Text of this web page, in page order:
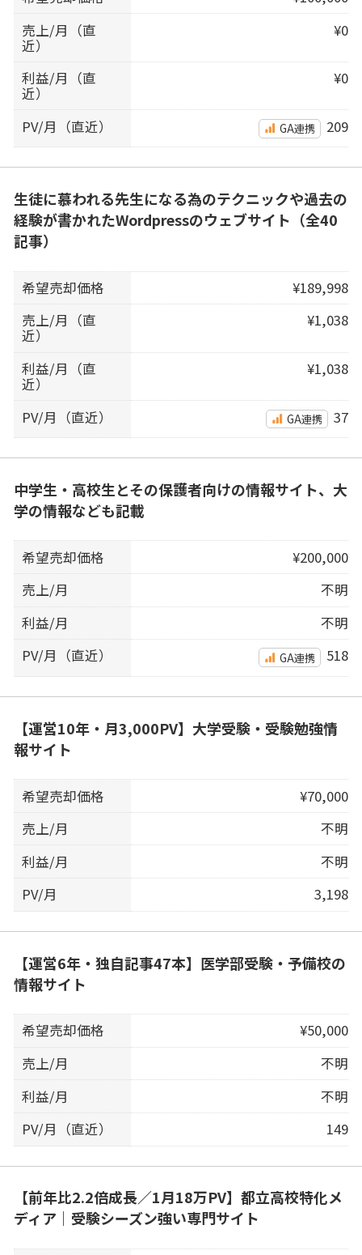
売上/月（直
近）
¥0
利益/月（直
近）
¥0
PV/月（直近） GA連携 209
生徒に慕われる先生になる為のテクニックや過去の
経験が書かれたWordpressのウェブサイト（全40
記事）
希望売却価格
¥189,998
売上/月（直
近）
¥1,038
利益/月（直
近）
¥1,038
PV/月（直近） GA連携 37
中学生・高校生とその保護者向けの情報サイト、大
学の情報なども記載
希望売却価格
¥200,000
売上/月
不明
利益/月
不明
PV/月（直近）
GA連携 518
【運営10年・月3,000PV】大学受験・受験勉強情
報サイト
希望売却価格
¥70,000
売上/月
不明
利益/月
不明
PV/月
3,198
【運営6年・独自記事47本】医学部受験・予備校の
情報サイト
希望売却価格
¥50,000
売上/月
不明
利益/月
不明
PV/月（直近）
149
【前年比2.2倍成長／1月18万PV】都立高校特化メ
ディア｜受験シーズン強い専門サイト